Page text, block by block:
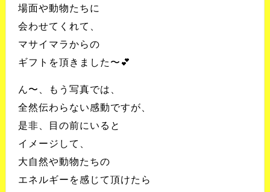
場面や動物たちに
会わせてくれて、
マサイマラからの
ギフトを頂きました〜💕
ん〜、もう写真では、
全然伝わらない感動ですが、
是非、目の前にいると
イメージして、
大自然や動物たちの
エネルギーを感じて頂けたら